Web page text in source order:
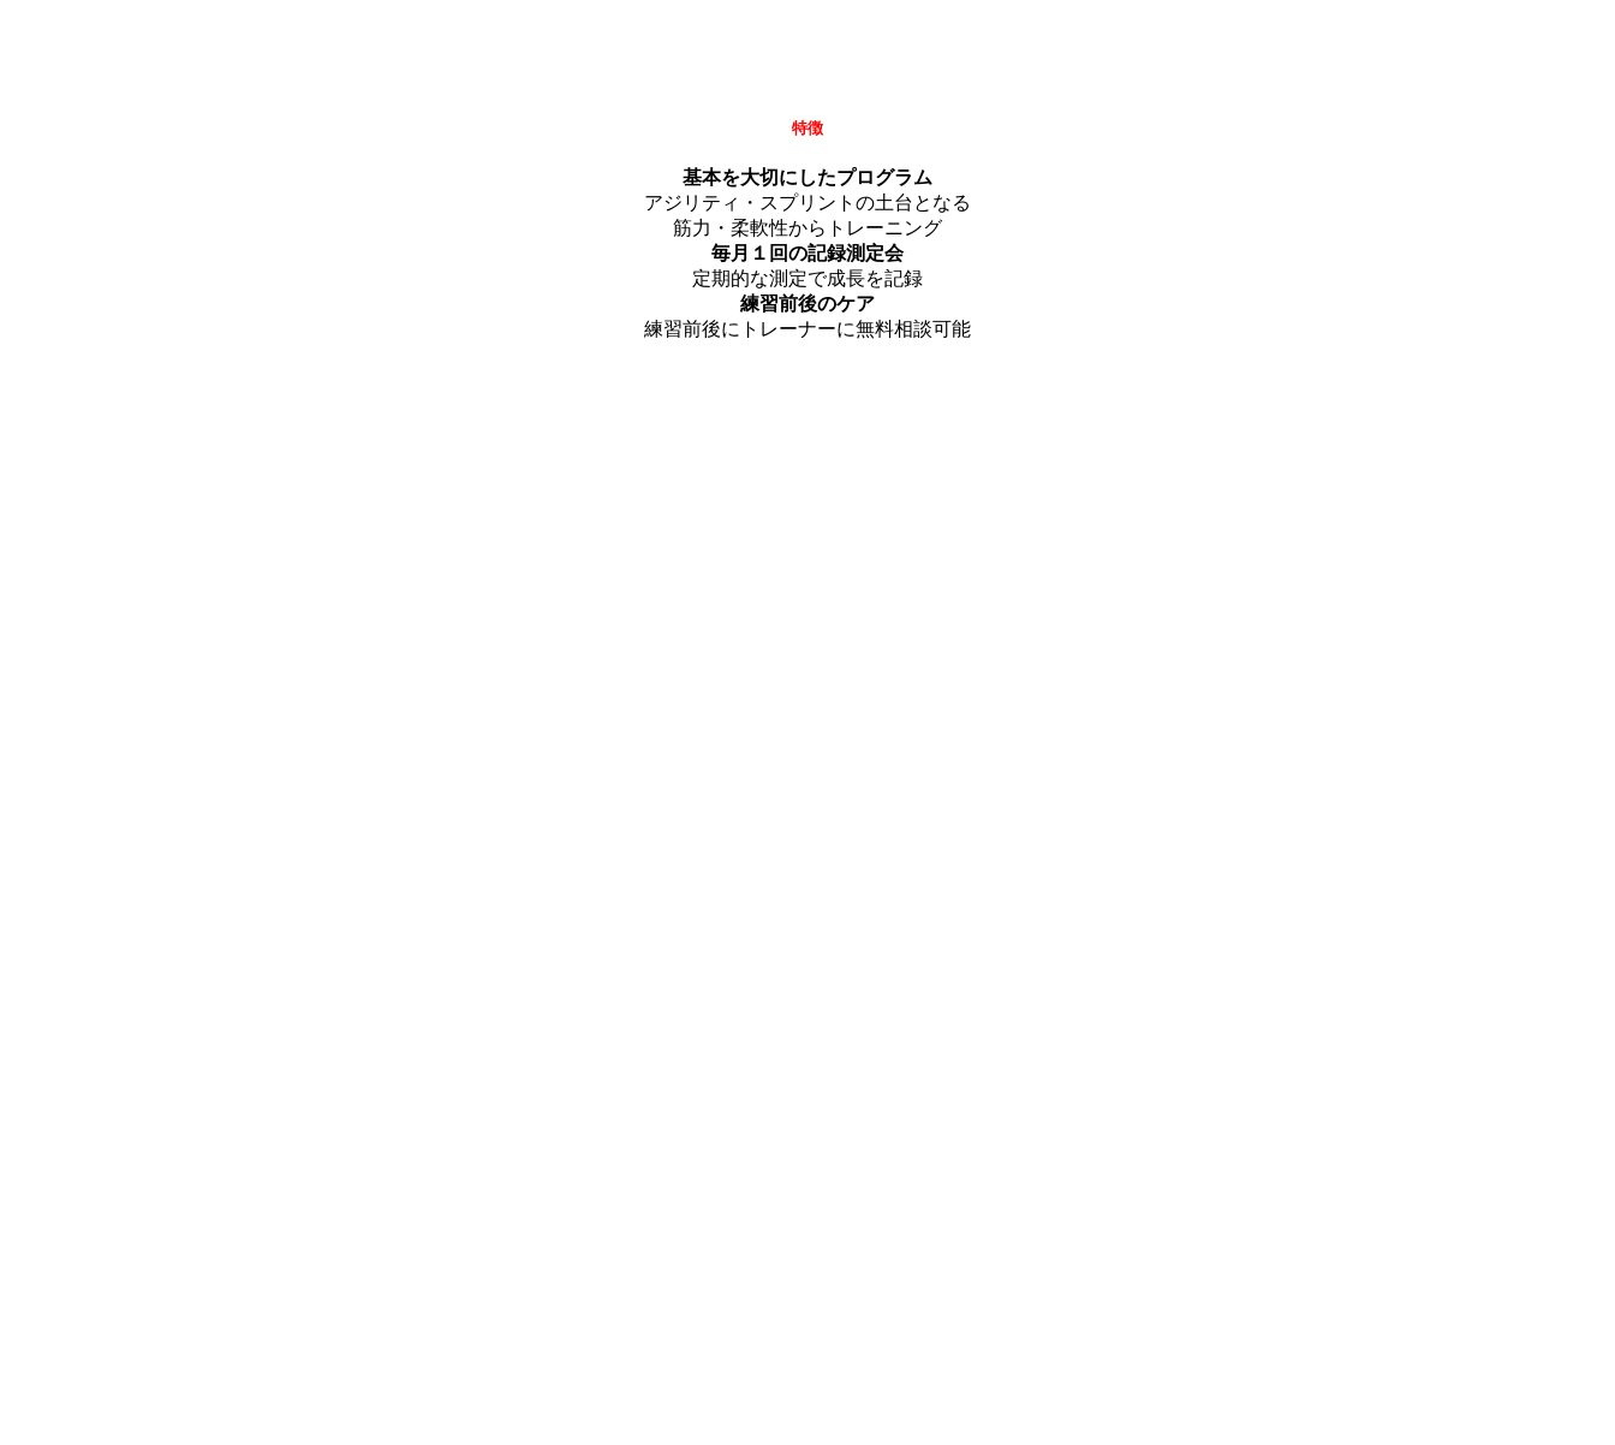
特徴
基本を大切にしたプログラム
アジリティ・スプリントの土台となる
筋力・柔軟性からトレーニング
毎月１回の記録測定会
定期的な測定で成長を記録
練習前後のケア
練習前後にトレーナーに無料相談可能